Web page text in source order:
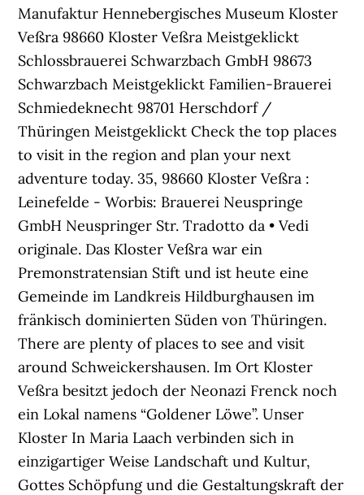
Manufaktur Hennebergisches Museum Kloster
Veßra 98660 Kloster Veßra Meistgeklickt
Schlossbrauerei Schwarzbach GmbH 98673
Schwarzbach Meistgeklickt Familien-Brauerei
Schmiedeknecht 98701 Herschdorf /
Thüringen Meistgeklickt Check the top places
to visit in the region and plan your next
adventure today. 35, 98660 Kloster Veßra :
Leinefelde - Worbis: Brauerei Neuspringe
GmbH Neuspringer Str. Tradotto da • Vedi
originale. Das Kloster Veßra war ein
Premonstratensian Stift und ist heute eine
Gemeinde im Landkreis Hildburghausen im
fränkisch dominierten Süden von Thüringen.
There are plenty of places to see and visit
around Schweickershausen. Im Ort Kloster
Veßra besitzt jedoch der Neonazi Frenck noch
ein Lokal namens “Goldener Löwe”. Unser
Kloster In Maria Laach verbinden sich in
einzigartiger Weise Landschaft und Kultur,
Gottes Schöpfung und die Gestaltungskraft der